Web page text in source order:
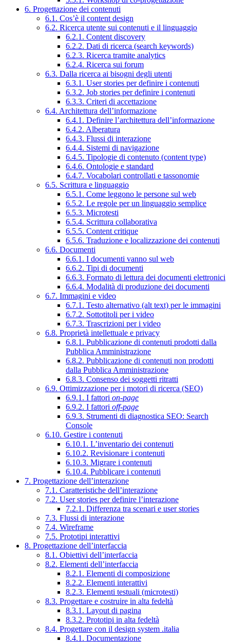
6. Progettazione dei contenuti
6.1. Cos’è il content design
6.2. Ricerca utente sui contenuti e il linguaggio
6.2.1. Content discovery
6.2.2. Dati di ricerca (search keywords)
6.2.3. Ricerca tramite analytics
6.2.4. Ricerca sui forum
6.3. Dalla ricerca ai bisogni degli utenti
6.3.1. User stories per definire i contenuti
6.3.2. Job stories per definire i contenuti
6.3.3. Criteri di accettazione
6.4. Architettura dell’informazione
6.4.1. Definire l’architettura dell’informazione
6.4.2. Alberatura
6.4.3. Flussi di interazione
6.4.4. Sistemi di navigazione
6.4.5. Tipologie di contenuto (content type)
6.4.6. Ontologie e standard
6.4.7. Vocabolari controllati e tassonomie
6.5. Scrittura e linguaggio
6.5.1. Come leggono le persone sul web
6.5.2. Le regole per un linguaggio semplice
6.5.3. Microtesti
6.5.4. Scrittura collaborativa
6.5.5. Content critique
6.5.6. Traduzione e localizzazione dei contenuti
6.6. Documenti
6.6.1. I documenti vanno sul web
6.6.2. Tipi di documenti
6.6.3. Formato di lettura dei documenti elettronici
6.6.4. Modalità di produzione dei documenti
6.7. Immagini e video
6.7.1. Testo alternativo (alt text) per le immagini
6.7.2. Sottotitoli per i video
6.7.3. Trascrizioni per i video
6.8. Proprietà intellettuale e privacy
6.8.1. Pubblicazione di contenuti prodotti dalla
Pubblica Amministrazione
6.8.2. Pubblicazione di contenuti non prodotti
dalla Pubblica Amministrazione
6.8.3. Consenso dei soggetti ritratti
6.9. Ottimizzazione per i motori di ricerca (SEO)
6.9.1. I fattori on-page
6.9.2. I fattori off-page
6.9.3. Strumenti di diagnostica SEO: Search
Console
6.10. Gestire i contenuti
6.10.1. L’inventario dei contenuti
6.10.2. Revisionare i contenuti
6.10.3. Migrare i contenuti
6.10.4. Pubblicare i contenuti
7. Progettazione dell’interazione
7.1. Caratteristiche dell’interazione
7.2. User stories per definire l’interazione
7.2.1. Differenza tra scenari e user stories
7.3. Flussi di interazione
7.4. Wireframe
7.5. Prototipi interattivi
8. Progettazione dell’interfaccia
8.1. Obiettivi dell’interfaccia
8.2. Elementi dell’interfaccia
8.2.1. Elementi di composizione
8.2.2. Elementi interattivi
8.2.3. Elementi testuali (microtesti)
8.3. Progettare e costruire in alta fedeltà
8.3.1. Layout di pagina
8.3.2. Prototipi in alta fedeltà
8.4. Progettare con il design system .italia
8.4.1. Documentazione